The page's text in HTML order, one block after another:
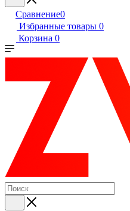
Сравнение0
Избранные товары 0
Корзина 0